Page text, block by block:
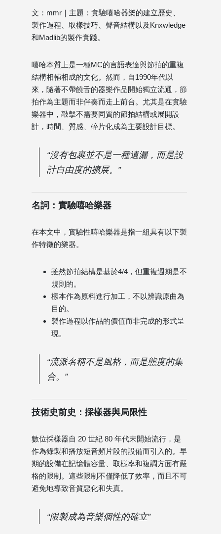
文：mmr｜主題：實驗嘻哈器樂的建立歷史、
製作過程、取樣技巧、聲音結構以及Knxwledge
和Madlib的製作實踐。
嘻哈本質上是一種MC的言語表達與節拍的重複
結構相輔相成的文化。然而，自1990年代以
來，隨著不帶饒舌的器樂作品開始獨立流通，節
拍作為主題而非伴奏而走上前台。尤其是在實驗
樂器中，敲擊不需要同質的節拍結構或展開設
計，時間、質感、碎片化成為主要設計目標。
“沒有包裹並不是一種遺漏，而是設
計自由度的擴展。”
名詞：實驗嘻哈樂器
在本文中，實驗性嘻哈樂器是指一組具有以下製
作特徵的樂器。
雖然節拍結構是基於4/4，但重複週期是不
規則的。
樣本作為原料進行加工，不以辨識原曲為
目的。
製作過程以作品的價值而非完成的形式呈
現。
“流派名稱不是風格，而是態度的集
合。”
技術史前史：採樣器與局限性
數位採樣器自 20 世紀 80 年代末開始流行，是
作為錄製和播放短音頻片段的設備而引入的。早
期的設備在記憶體容量、取樣率和複調方面有嚴
格的限制。這些限制不僅降低了效率，而且不可
避免地導致音質惡化和失真。
“限製成為音樂個性的確立”